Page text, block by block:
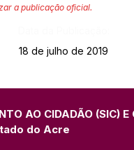
a publicação oficial.
18 de julho de 2019
AO CIDADÃO (SIC) E
do Acre